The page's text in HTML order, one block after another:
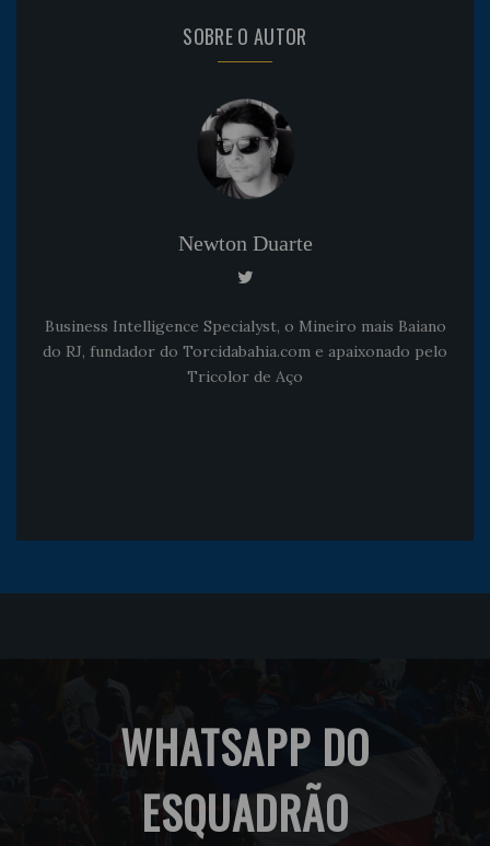
SOBRE O AUTOR
Newton Duarte
Business Intelligence Specialyst, o Mineiro mais Baiano
do RJ, fundador do Torcidabahia.com e apaixonado pelo
Tricolor de Aço
WHATSAPP DO
ESQUADRÃO